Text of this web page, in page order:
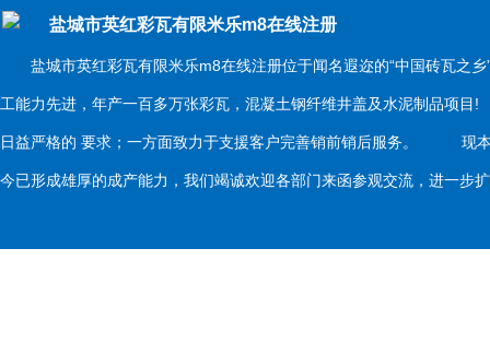
盐城市英红彩瓦有限米乐m8在线注册
盐城市英红彩瓦有限米乐m8在线注册位于闻名遐迩的“中国砖瓦之乡
工能力先进，年产一百多万张彩瓦，混凝土钢纤维井盖及水泥制品项
日益严格的 要求；一方面致力于支援客户完善销前销后服务。 现本
今已形成雄厚的成产能力，我们竭诚欢迎各部门来函参观交流，进一